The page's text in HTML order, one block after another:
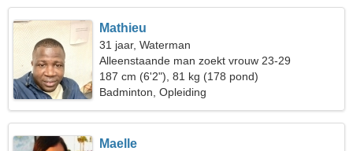
Mathieu
31 jaar, Waterman
Alleenstaande man zoekt vrouw 23-29
187 cm (6'2"), 81 kg (178 pond)
Badminton, Opleiding
Maelle